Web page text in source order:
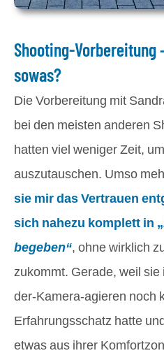
Shooting-Vorbereitung
sowas?
Die Vorbereitung mit
bei den meisten anderen
hatten viel weniger Zeit,
auszutauschen. Umso
sie mir das Vertrauen
sich nahezu komplett in „
begeben“, ohne wirklich
zukommt. Gerade, weil
der-Kamera-agieren noch
Erfahrungsschatz hatte
etwas aus ihrer